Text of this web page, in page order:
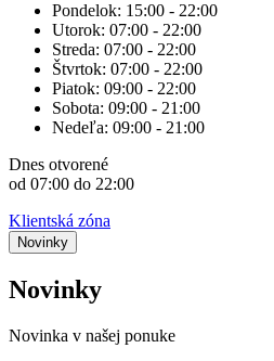
Pondelok: 15:00 - 22:00
Utorok: 07:00 - 22:00
Streda: 07:00 - 22:00
Štvrtok: 07:00 - 22:00
Piatok: 09:00 - 22:00
Sobota: 09:00 - 21:00
Nedeľa: 09:00 - 21:00
Dnes otvorené
od 07:00 do 22:00
Klientská zóna
Novinky
Novinky
Novinka v našej ponuke